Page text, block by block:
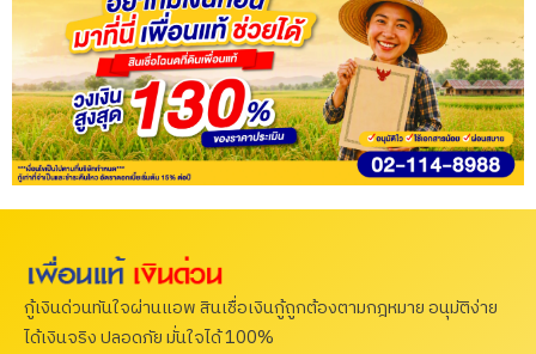
กู้เงินด่วนทันใจผ่านแอพ สินเชื่อเงินกู้ถูกต้องตามกฎหมาย อนุมัติง่าย
ได้เงินจริง ปลอดภัย มั่นใจได้ 100%